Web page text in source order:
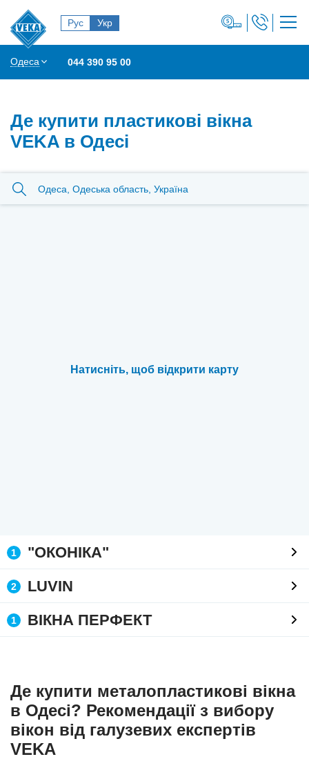
Рус Укр
Одеса 044 390 95 00
Де купити пластикові вікна
VEKA в Одесі
Натисніть, щоб відкрити карту
1 "ОКОНІКА"
2 LUVIN
1 ВІКНА ПЕРФЕКТ
Де купити металопластикові вікна
в Одесі? Рекомендації з вибору
вікон від галузевих експертів
VEKA